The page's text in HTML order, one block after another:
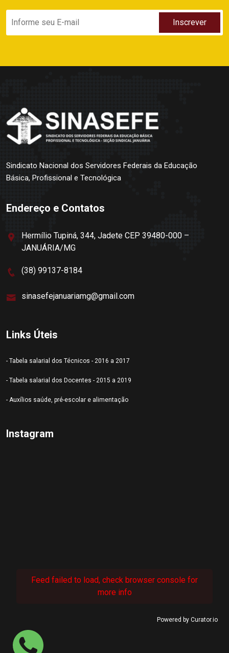
Sindicato Nacional dos Servidores Federais da Educação
Básica, Profissional e Tecnológica
Endereço e Contatos
Hermílio Tupiná, 344, Jadete CEP 39480-000 –
JANUÁRIA/MG
(38) 99137-8184
sinasefejanuariamg@gmail.com
Links Úteis
- Tabela salarial dos Técnicos - 2016 a 2017
- Tabela salarial dos Docentes - 2015 a 2019
- Auxílios saúde, pré-escolar e alimentação
Instagram
Feed failed to load, check browser console for
more info
Powered by Curator.io